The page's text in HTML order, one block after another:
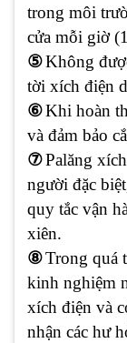
trong môi
cửa mỗi giờ
⑤Không
tời xích điện
⑥Khi hoàn
và đảm bảo
⑦Palăng
người đặc
quy tắc vận
xiên.
⑧Trong quá
kinh nghiệm
xích điện và
nhận các hư